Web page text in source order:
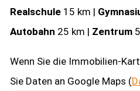
Realschule 15 km |
Autobahn 25 km | Zentrum
Wenn Sie die Immobilien-
Sie Daten an Google Maps (